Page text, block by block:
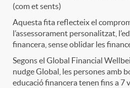
(com et sents)
Aquesta fita reflecteix el
l’assessorament personalitzat,
financera, sense oblidar les
Segons el Global Financial
nudge Global, les persones amb
educació financera tenen fins a 7